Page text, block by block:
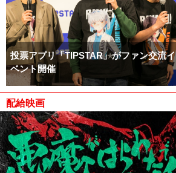
投票アプリ「TIPSTAR」がファン交流イ
ベント開催
配給映画